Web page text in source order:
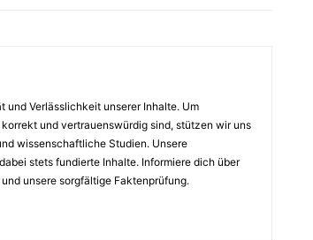
und Verlässlichkeit unserer Inhalte. Um
und vertrauenswürdig sind, stützen wir uns
wissenschaftliche Studien. Unsere
stets fundierte Inhalte. Informiere dich über
unsere sorgfältige Faktenprüfung.